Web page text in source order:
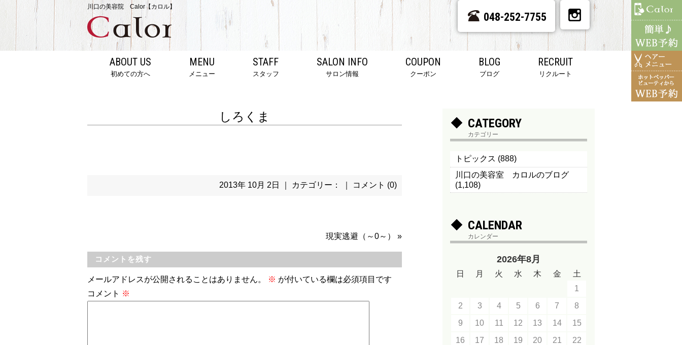
川口の美容院 Calor【カロル】
048-252-7755
ABOUT US
初めての方へ
MENU
メニュー
STAFF
スタッフ
SALON INFO
サロン情報
COUPON
クーポン
BLOG
ブログ
RECRUIT
リクルート
しろくま
2013年 10月 2日 ｜ カテゴリー： ｜ コメント (0)
現実逃避（～0～） »
コメントを残す
メールアドレスが公開されることはありません。 ※ が付いている欄は必須項目です
コメント ※
CATEGORY
カテゴリー
トピックス (888)
川口の美容室 カロルのブログ
(1,108)
CALENDAR
カレンダー
2026年8月
日 月 火 水 木 金
土
1
2
3 4 5 6 7
8
9
10 11 12 13 14
15
16
17 18 19 20 21
22